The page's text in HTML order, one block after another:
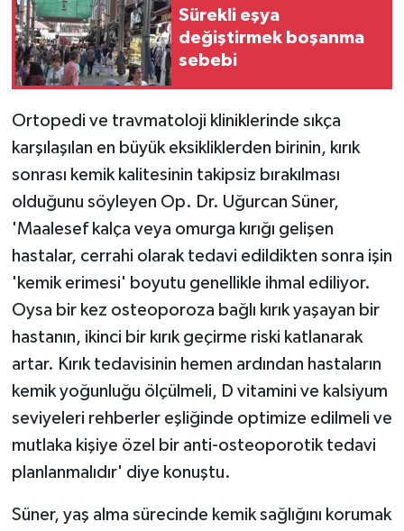
Sürekli eşya
değiştirmek boşanma
sebebi
Ortopedi ve travmatoloji kliniklerinde sıkça
karşılaşılan en büyük eksikliklerden birinin, kırık
sonrası kemik kalitesinin takipsiz bırakılması
olduğunu söyleyen Op. Dr. Uğurcan Süner,
'Maalesef kalça veya omurga kırığı gelişen
hastalar, cerrahi olarak tedavi edildikten sonra işin
'kemik erimesi' boyutu genellikle ihmal ediliyor.
Oysa bir kez osteoporoza bağlı kırık yaşayan bir
hastanın, ikinci bir kırık geçirme riski katlanarak
artar. Kırık tedavisinin hemen ardından hastaların
kemik yoğunluğu ölçülmeli, D vitamini ve kalsiyum
seviyeleri rehberler eşliğinde optimize edilmeli ve
mutlaka kişiye özel bir anti-osteoporotik tedavi
planlanmalıdır' diye konuştu.
Süner, yaş alma sürecinde kemik sağlığını korumak